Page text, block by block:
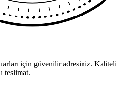
için güvenilir adresiniz. Kaliteli
teslimat.